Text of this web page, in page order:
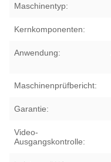
Maschinentyp:
Kernkomponenten:
Anwendung:
Maschinenprüfbericht:
Garantie:
Video-
Ausgangskontrolle: